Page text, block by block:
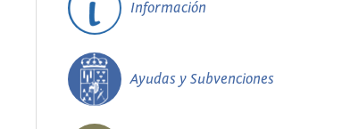
Información
Ayudas y Subvenciones